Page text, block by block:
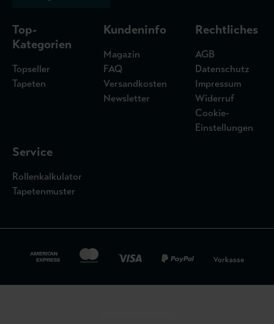
Top-
Kategorien
Topseller
Tapeten
Kundeninfo
Magazin
FAQ
Versandkosten
Newsletter
Rechtliches
AGB
Datenschutz
Impressum
Widerruf
Cookie-
Einstellungen
Service
Rollenkalkulator
Tapetenmuster